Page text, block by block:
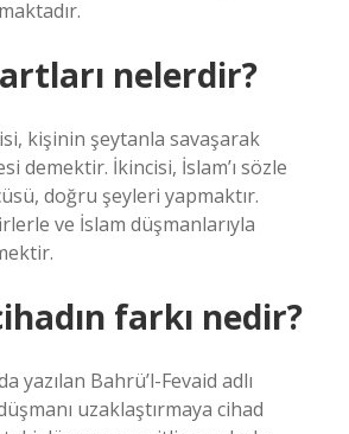
nelerdir?
kişinin şeytanla savaşarak
demektir. İkincisi, İslam’ı sözle
doğru şeyleri yapmaktır.
ve İslam düşmanlarıyla
farkı nedir?
yazılan Bahrü’l-Fevaid adlı
uzaklaştırmaya cihad